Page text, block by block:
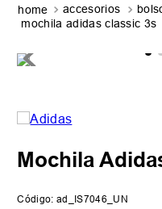
2.
zapatillas
accesorios
mochila adidas classic 3s
Mochila
Código: ad_IS7046_UN